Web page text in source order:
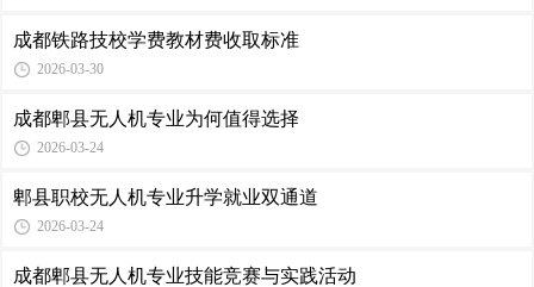
成都铁路技校学费教材费收取标准
2026-03-30
成都郫县无人机专业为何值得选择
2026-03-24
郫县职校无人机专业升学就业双通道
2026-03-24
成都郫县无人机专业技能竞赛与实践活动